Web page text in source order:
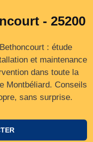
- 25200
: étude
et maintenance
dans toute la
Montbéliard. Conseils
sans surprise.